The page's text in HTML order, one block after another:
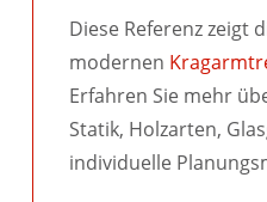
Diese Referenz zeigt
modernen
Erfahren Sie mehr
Statik, Holzarten,
individuelle